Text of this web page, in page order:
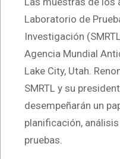
Laboratorio de
Investigación
Agencia Mundial
Lake City, Utah.
SMRTL y su
desempeñarán un
planificación,
pruebas.